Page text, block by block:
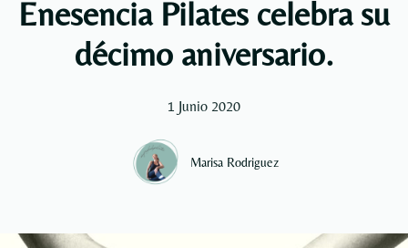
Enesencia Pilates celebra su
décimo aniversario.
1 Junio 2020
Marisa Rodriguez